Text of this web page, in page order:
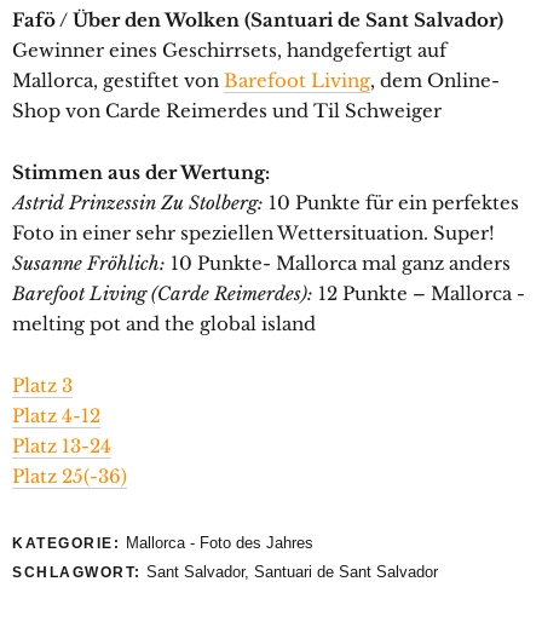
Fafö / Über den Wolken (Santuari de Sant Salvador)
Gewinner eines Geschirrsets, handgefertigt auf
Mallorca, gestiftet von Barefoot Living, dem Online-
Shop von Carde Reimerdes und Til Schweiger
Stimmen aus der Wertung:
Astrid Prinzessin Zu Stolberg: 10 Punkte für ein perfektes
Foto in einer sehr speziellen Wettersituation. Super!
Susanne Fröhlich: 10 Punkte- Mallorca mal ganz anders
Barefoot Living (Carde Reimerdes): 12 Punkte – Mallorca -
melting pot and the global island
Platz 3
Platz 4-12
Platz 13-24
Platz 25(-36)
KATEGORIE: Mallorca - Foto des Jahres
SCHLAGWORT: Sant Salvador, Santuari de Sant Salvador